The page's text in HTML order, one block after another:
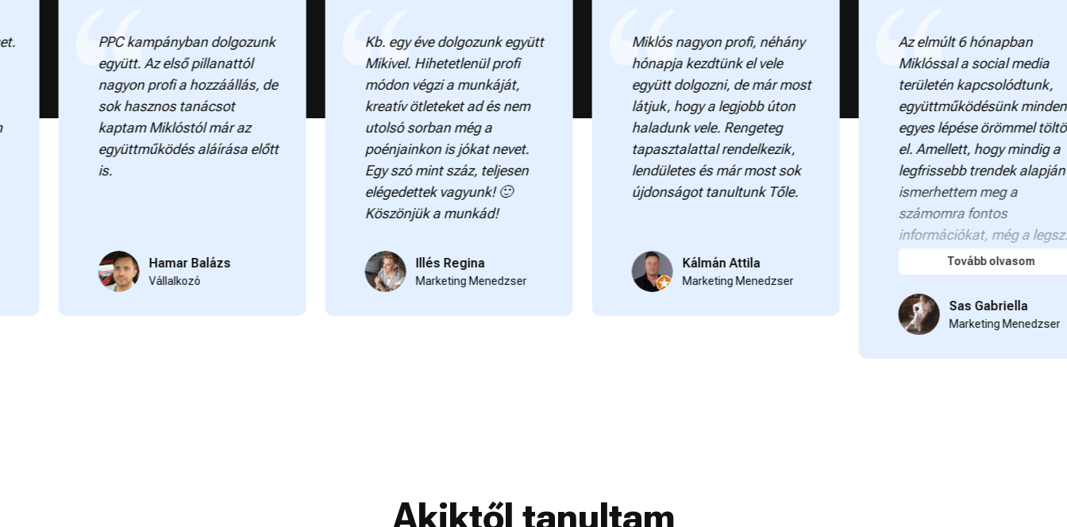
PPC kampányban dolgozunk
együtt. Az első pillanattól
nagyon profi a hozzáállás, de
sok hasznos tanácsot
kaptam Miklóstól már az
együttműködés aláírása előtt
Hamar Balázs
Vállalkozó
Kb. egy éve dolgozunk együtt
Mikivel. Hihetetlenül profi
módon végzi a munkáját,
kreatív ötleteket ad és nem
utolsó sorban még a
poénjainkon is jókat nevet.
Egy szó mint száz, teljesen
elégedettek vagyunk! 🙂
Köszönjük a munkád!
Illés Regina
Marketing Menedzser
Miklós nagyon profi, néhány
hónapja kezdtünk el vele
együtt dolgozni, de már most
látjuk, hogy a legjobb úton
haladunk vele. Rengeteg
tapasztalattal rendelkezik,
lendületes és már most sok
újdonságot tanultunk Tőle.
Kálmán Attila
Marketing Menedzser
Az elmúlt 6 hónapban
Miklóssal a social media
területén kapcsolódtunk,
együttműködésünk minden
egyes lépése örömmel töltött
el. Amellett, hogy mindig a
legfrissebb trendek alapján
ismerhettem meg a
számomra fontos
információkat, még a legsz...
Tovább olvasom
Sas Gabriella
Marketing Menedzser
Akiktől tanultam